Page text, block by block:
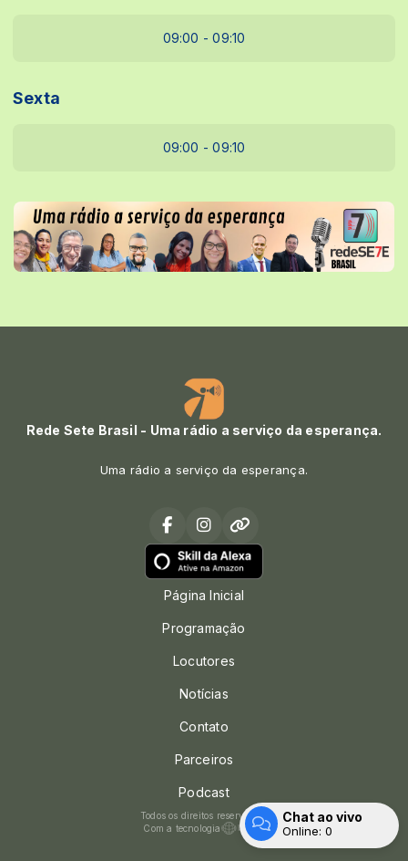
09:00 - 09:10
Sexta
09:00 - 09:10
Rede Sete Brasil - Uma rádio a serviço da esperança.
Uma rádio a serviço da esperança.
Página Inicial
Programação
Locutores
Notícias
Contato
Parceiros
Podcast
Todos os direitos reservados.
Com a tecnologia
Chat ao vivo
Online: 0